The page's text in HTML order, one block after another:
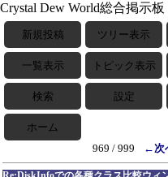
Crystal Dew World総合掲示板
新規投稿 ツリー表示
一覧表示 トピック表示
検索 設定
ホーム
969 / 999
←次